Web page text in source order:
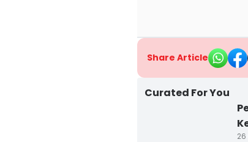
Share Article
Curated For You
26